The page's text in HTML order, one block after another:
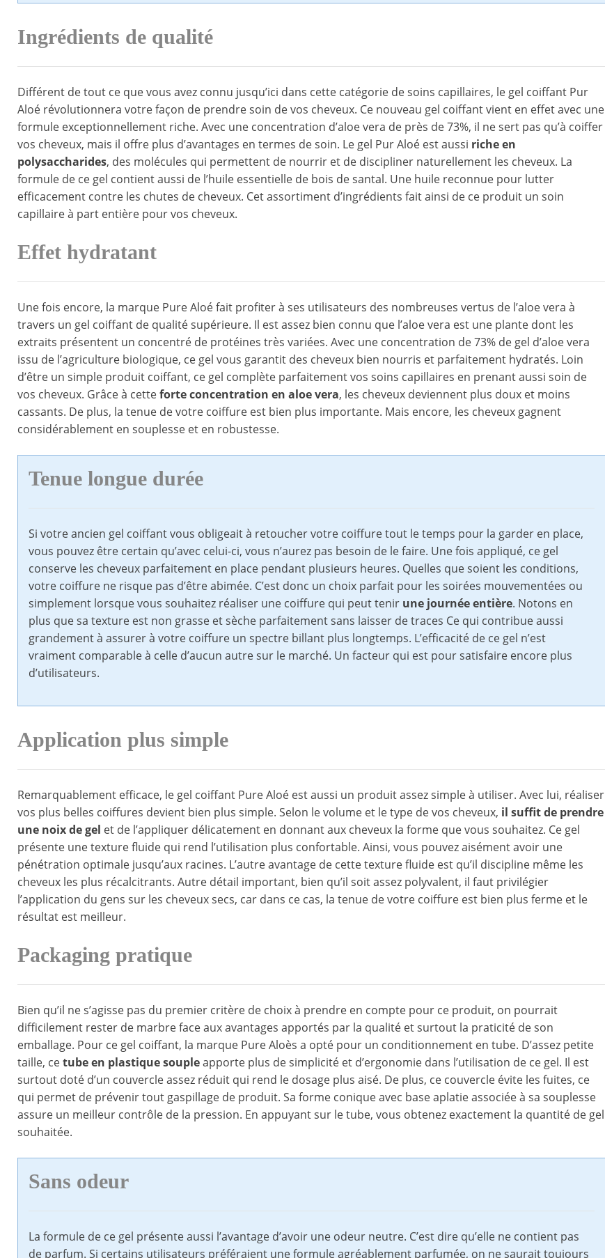
Ingrédients de qualité
Différent de tout ce que vous avez connu jusqu’ici dans cette catégorie de soins capillaires, le gel coiffant Pur
Aloé révolutionnera votre façon de prendre soin de vos cheveux. Ce nouveau gel coiffant vient en effet avec une
formule exceptionnellement riche. Avec une concentration d’aloe vera de près de 73%, il ne sert pas qu’à coiffer
vos cheveux, mais il offre plus d’avantages en termes de soin. Le gel Pur Aloé est aussi riche en
polysaccharides, des molécules qui permettent de nourrir et de discipliner naturellement les cheveux. La
formule de ce gel contient aussi de l’huile essentielle de bois de santal. Une huile reconnue pour lutter
efficacement contre les chutes de cheveux. Cet assortiment d’ingrédients fait ainsi de ce produit un soin
capillaire à part entière pour vos cheveux.
Effet hydratant
Une fois encore, la marque Pure Aloé fait profiter à ses utilisateurs des nombreuses vertus de l’aloe vera à
travers un gel coiffant de qualité supérieure. Il est assez bien connu que l’aloe vera est une plante dont les
extraits présentent un concentré de protéines très variées. Avec une concentration de 73% de gel d’aloe vera
issu de l’agriculture biologique, ce gel vous garantit des cheveux bien nourris et parfaitement hydratés. Loin
d’être un simple produit coiffant, ce gel complète parfaitement vos soins capillaires en prenant aussi soin de
vos cheveux. Grâce à cetteforte concentration en aloe vera, les cheveux deviennent plus doux et moins
cassants. De plus, la tenue de votre coiffure est bien plus importante. Mais encore, les cheveux gagnent
considérablement en souplesse et en robustesse.
Tenue longue durée
Si votre ancien gel coiffant vous obligeait à retoucher votre coiffure tout le temps pour la garder en place,
vous pouvez être certain qu’avec celui-ci, vous n’aurez pas besoin de le faire. Une fois appliqué, ce gel
conserve les cheveux parfaitement en place pendant plusieurs heures. Quelles que soient les conditions,
votre coiffure ne risque pas d’être abimée. C’est donc un choix parfait pour les soirées mouvementées ou
simplement lorsque vous souhaitez réaliser une coiffure qui peut tenir une journée entière. Notons en
plus que sa texture est non grasse et sèche parfaitement sans laisser de traces Ce qui contribue aussi
grandement à assurer à votre coiffure un spectre billant plus longtemps. L’efficacité de ce gel n’est
vraiment comparable à celle d’aucun autre sur le marché. Un facteur qui est pour satisfaire encore plus
d’utilisateurs.
Application plus simple
Remarquablement efficace, le gel coiffant Pure Aloé est aussi un produit assez simple à utiliser. Avec lui, réaliser
vos plus belles coiffures devient bien plus simple. Selon le volume et le type de vos cheveux, il suffit de prendre
une noix de gel et de l’appliquer délicatement en donnant aux cheveux la forme que vous souhaitez. Ce gel
présente une texture fluide qui rend l’utilisation plus confortable. Ainsi, vous pouvez aisément avoir une
pénétration optimale jusqu’aux racines. L’autre avantage de cette texture fluide est qu’il discipline même les
cheveux les plus récalcitrants. Autre détail important, bien qu’il soit assez polyvalent, il faut privilégier
l’application du gens sur les cheveux secs, car dans ce cas, la tenue de votre coiffure est bien plus ferme et le
résultat est meilleur.
Packaging pratique
Bien qu’il ne s’agisse pas du premier critère de choix à prendre en compte pour ce produit, on pourrait
difficilement rester de marbre face aux avantages apportés par la qualité et surtout la praticité de son
emballage. Pour ce gel coiffant, la marque Pure Aloès a opté pour un conditionnement en tube. D’assez petite
taille, cetube en plastique soupleapporte plus de simplicité et d’ergonomie dans l’utilisation de ce gel. Il est
surtout doté d’un couvercle assez réduit qui rend le dosage plus aisé. De plus, ce couvercle évite les fuites, ce
qui permet de prévenir tout gaspillage de produit. Sa forme conique avec base aplatie associée à sa souplesse
assure un meilleur contrôle de la pression. En appuyant sur le tube, vous obtenez exactement la quantité de gel
souhaitée.
Sans odeur
La formule de ce gel présente aussi l’avantage d’avoir une odeur neutre. C’est dire qu’elle ne contient pas
de parfum. Si certains utilisateurs préféraient une formule agréablement parfumée, on ne saurait toujours